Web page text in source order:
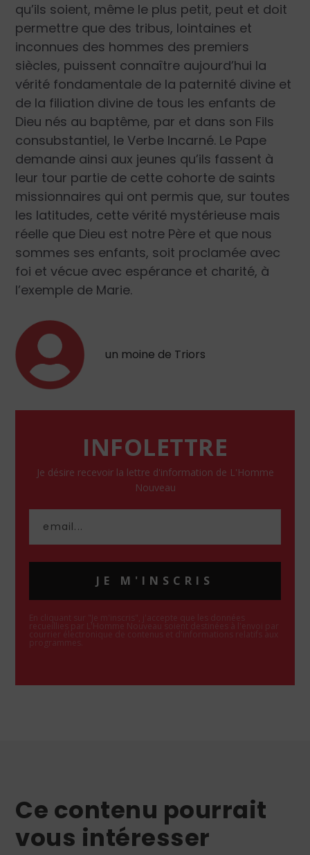
qu’ils soient, même le plus petit, peut et doit
permettre que des tribus, lointaines et
inconnues des hommes des premiers
siècles, puissent connaître aujourd’hui la
vérité fondamentale de la paternité divine et
de la filiation divine de tous les enfants de
Dieu nés au baptême, par et dans son Fils
consubstantiel, le Verbe Incarné. Le Pape
demande ainsi aux jeunes qu’ils fassent à
leur tour partie de cette cohorte de saints
missionnaires qui ont permis que, sur toutes
les latitudes, cette vérité mystérieuse mais
réelle que Dieu est notre Père et que nous
sommes ses enfants, soit proclamée avec
foi et vécue avec espérance et charité, à
l’exemple de Marie.
un moine de Triors
INFOLETTRE
Je désire recevoir la lettre d'information de L'Homme
Nouveau
JE M'INSCRIS
En cliquant sur "Je m'inscris", j'accepte que les données
recueillies par L'Homme Nouveau soient destinées à l'envoi par
courrier électronique de contenus et d'informations relatifs aux
programmes.
Ce contenu pourrait
vous intéresser